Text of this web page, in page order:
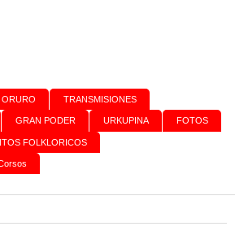
ORURO TRANSMISIONES
GRAN PODER URKUPINA FOTOS
FOLKLORICOS